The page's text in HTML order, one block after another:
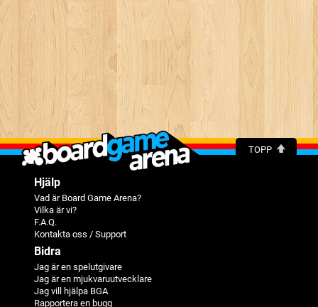
TOPP
Hjälp
Vad är Board Game Arena?
Vilka är vi?
F.A.Q.
Kontakta oss / Support
Bidra
Jag är en spelutgivare
Jag är en mjukvaruutvecklare
Jag vill hjälpa BGA
Rapportera en bugg